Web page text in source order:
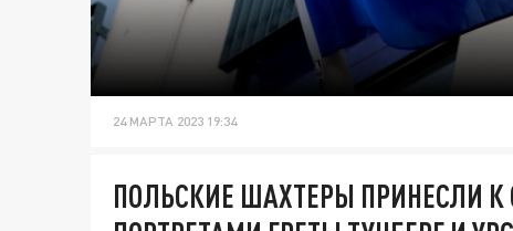
24 МАРТА 2023 19:34
ПОЛЬСКИЕ ШАХТЕРЫ ПРИНЕСЛИ К